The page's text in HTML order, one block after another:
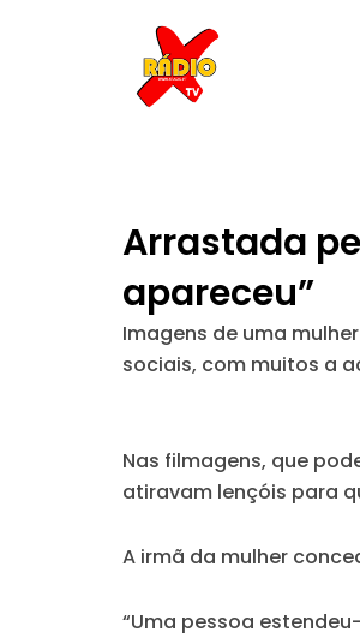
Arrastada
apareceu”
Imagens de uma
sociais, com muitos a
Nas filmagens, que
atiravam lençóis para
A irmã da mulher
“Uma pessoa